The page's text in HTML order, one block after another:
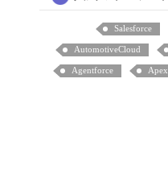
Salesforce
AutomotiveCloud
Agentforce Apex